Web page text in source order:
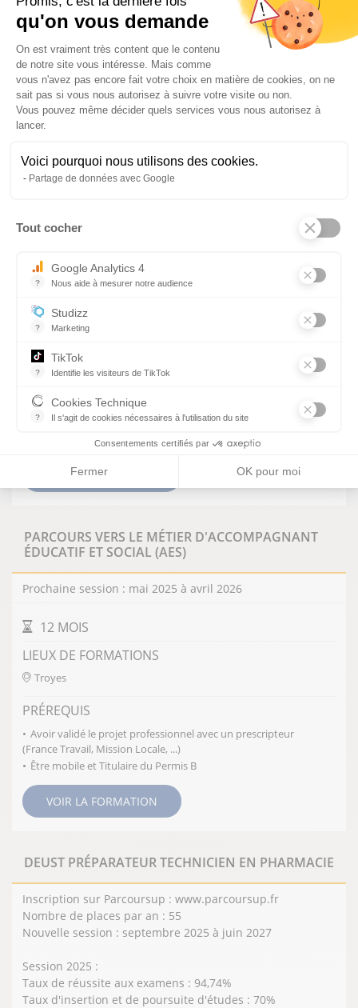
qu'on vous demande
Plateforme de Gestion du
On est vraiment très content que le contenu
de notre site vous intéresse. Mais comme
vous n'avez pas encore fait votre choix en matière de cookies, on ne
sait pas si vous nous autorisez à suivre votre visite ou non.
Vous pouvez même décider quels services vous nous autorisez à
lancer.
Voici pourquoi nous utilisons des cookies.
Partage de données avec Google
Tout cocher
?
Google Analytics 4
Nous aide à mesurer notre audience
?
Studizz
Marketing
?
TikTok
Identifie les visiteurs de TikTok
?
Cookies Technique
Il s'agit de cookies nécessaires à l'utilisation du site
Consentements certifiés par
Fermer OK pour moi
PRÉREQUIS
Salarié d'officine habilité à délivrer des médicaments
(Préparateurs en pharmacie ou pharmaciens diplômés)
VOIR LA FORMATION
Nombre de places : 20
Taux de réussite aux examens: 87,5 %
DURÉE DE LA FORMATION
18 MOIS
LIEUX DE FORMATIONS
Troyes
PRÉREQUIS
Réussite à l'épreuve orale d'admission de 30 minutes*
*les titulaires de certains diplômes, ou blocs de compétences
bénéficient d'un entretien de positionnement
VOIR LA FORMATION
PARCOURS VERS LE MÉTIER D'ACCOMPAGNANT
ÉDUCATIF ET SOCIAL (AES)
Prochaine session : mai 2025 à avril 2026
DURÉE DE LA FORMATION
12 MOIS
LIEUX DE FORMATIONS
Troyes
PRÉREQUIS
Avoir validé le projet professionnel avec un prescripteur
(France Travail, Mission Locale, ...)
Être mobile et Titulaire du Permis B
VOIR LA FORMATION
DEUST PRÉPARATEUR TECHNICIEN EN PHARMACIE
Inscription sur Parcoursup : www.parcoursup.fr
Nombre de places par an : 55
Nouvelle session : septembre 2025 à juin 2027
Session 2025 :
Taux de réussite aux examens : 94,74%
Taux d'insertion et de poursuite d'études : 70%